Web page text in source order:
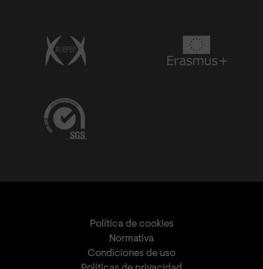
Política de cookies
Normativa
Condiciones de uso